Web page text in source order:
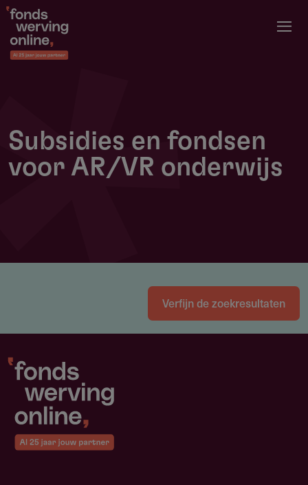
Overslaan
naar
de
Subsidies en fondsen
voor AR/VR onderwijs
Verfijn de zoekresultaten